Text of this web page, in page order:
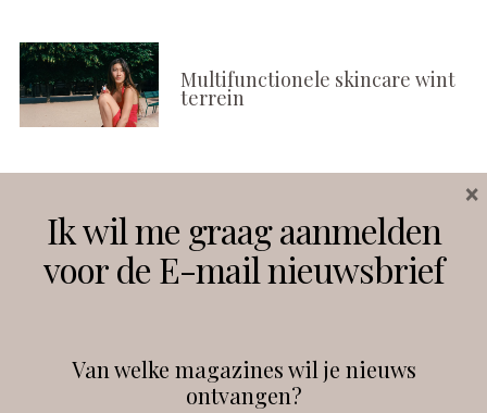
Multifunctionele skincare wint
terrein
Instagram Facebook
Ik wil me graag aanmelden
voor de E-mail nieuwsbrief
Van welke magazines wil je nieuws
ontvangen?
×